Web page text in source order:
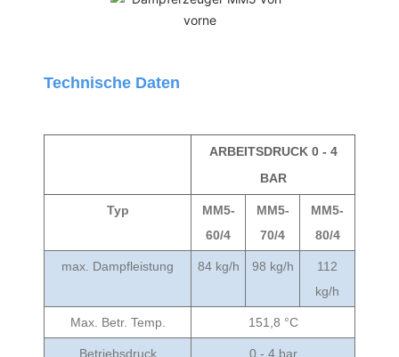
Technische Daten
ARBEITSDRUCK 0 - 4
BAR
Typ
MM5-
60/4
MM5-
70/4
MM5-
80/4
max. Dampfleistung 84 kg/h 98 kg/h
112
kg/h
Max. Betr. Temp. 151,8 °C
Betriebsdruck 0 - 4 bar